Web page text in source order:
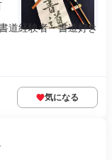
道経験者・書道好き
気になる